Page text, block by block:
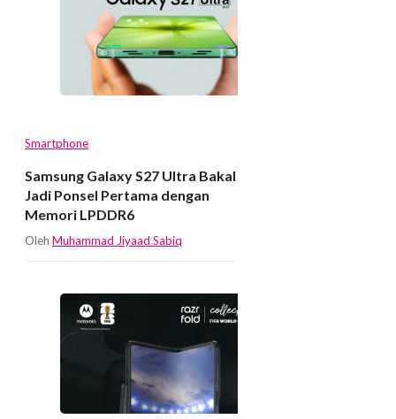
Smartphone
Samsung Galaxy S27 Ultra Bakal
Jadi Ponsel Pertama dengan
Memori LPDDR6
Oleh Muhammad Jiyaad Sabiq